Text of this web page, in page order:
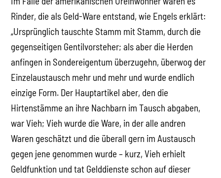
Rinder, die als Geld-Ware entstand, wie Engels erklärt:
„Ursprünglich tauschte Stamm mit Stamm, durch die
gegenseitigen Gentilvorsteher; als aber die Herden
anfingen in Sondereigentum überzugehn, überwog der
Einzelaustausch mehr und mehr und wurde endlich
einzige Form. Der Hauptartikel aber, den die
Hirtenstämme an ihre Nachbarn im Tausch abgaben,
war Vieh; Vieh wurde die Ware, in der alle andren
Waren geschätzt und die überall gern im Austausch
gegen jene genommen wurde – kurz, Vieh erhielt
Geldfunktion und tat Gelddienste schon auf dieser